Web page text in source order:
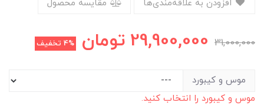
مقایسه محصول
31,000,000
29,900,000 تومان 4% تخفیف
موس و کیبورد
موس و کیبورد را انتخاب کنید.